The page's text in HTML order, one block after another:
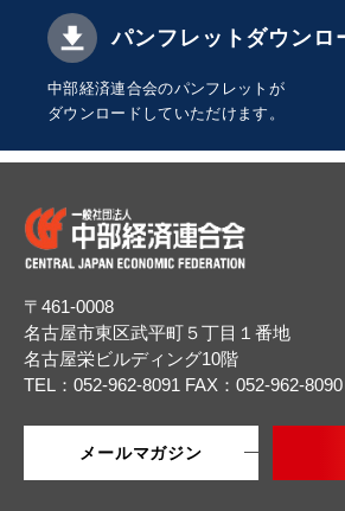
パンフレットダウンロ
中部経済連合会のパンフレットが
ダウンロードしていただけます。
〒461-0008
名古屋市東区武平町５丁目１番地
名古屋栄ビルディング10階
TEL：052-962-8091 FAX：052-962-8090
メールマガジン